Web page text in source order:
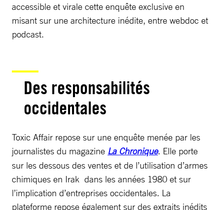
accessible et virale cette enquête exclusive en
misant sur une architecture inédite, entre webdoc et
podcast.
Des responsabilités
occidentales
Toxic Affair repose sur une enquête menée par les
journalistes du magazine La Chronique. Elle porte
sur les dessous des ventes et de l’utilisation d’armes
chimiques en Irak dans les années 1980 et sur
l’implication d’entreprises occidentales. La
plateforme repose également sur des extraits inédits